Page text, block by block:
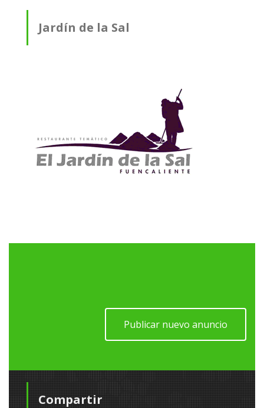
Jardín de la Sal
Publicar nuevo anuncio
Compartir